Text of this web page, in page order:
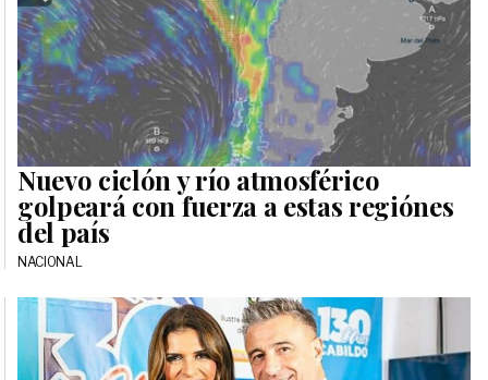
Nuevo ciclón y río atmosférico
golpeará con fuerza a estas regiónes
del país
NACIONAL